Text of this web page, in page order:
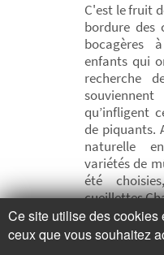
C'est le fruit
bordure des
bocagères
enfants qui
recherche
qu’infligent
de piquants.
naturelle
variétés de
été
cueillettes
Ce site utilise des cookies
ceux que vous souhaitez